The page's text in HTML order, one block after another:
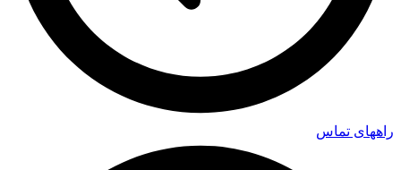
راههای تماس